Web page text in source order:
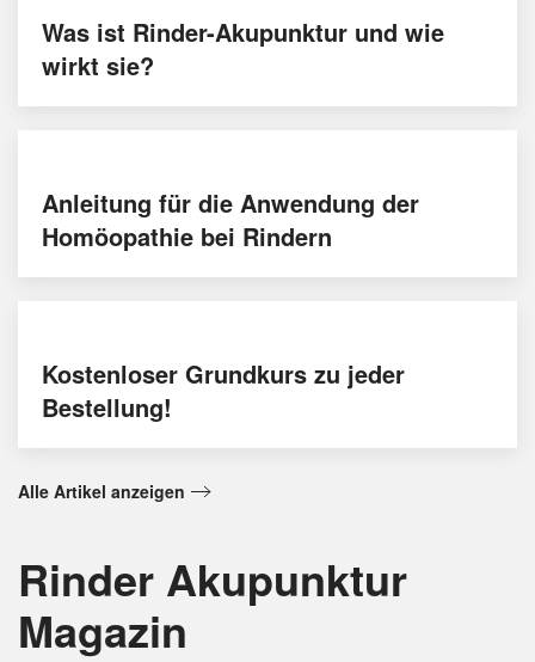
Was ist Rinder-Akupunktur und wie
wirkt sie?
Anleitung für die Anwendung der
Homöopathie bei Rindern
Kostenloser Grundkurs zu jeder
Bestellung!
Alle Artikel anzeigen
Rinder Akupunktur
Magazin